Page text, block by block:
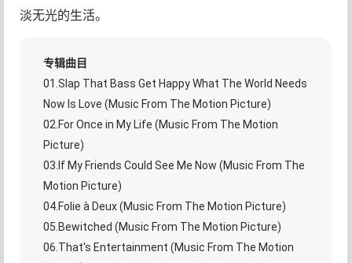
淡无光的生活。
专辑曲目
01.Slap That Bass Get Happy What The World Needs
Now Is Love (Music From The Motion Picture)
02.For Once in My Life (Music From The Motion
Picture)
03.If My Friends Could See Me Now (Music From The
Motion Picture)
04.Folie à Deux (Music From The Motion Picture)
05.Bewitched (Music From The Motion Picture)
06.That's Entertainment (Music From The Motion